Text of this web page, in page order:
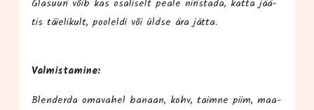
Gla­suu­ri võib kas osa­li­selt pea­le niris­ta­da, kat­ta jää­
tis täie­li­kult, poo­lel­di või üld­se ära jät­ta.
Val­mis­ta­mi­ne:
Blen­der­da oma­va­hel banaan, kohv, taim­ne piim, maa­